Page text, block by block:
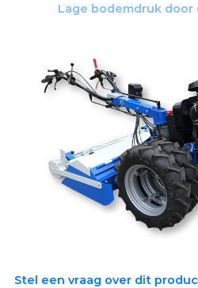
Lage bodemdruk door
Stel een vraag over dit